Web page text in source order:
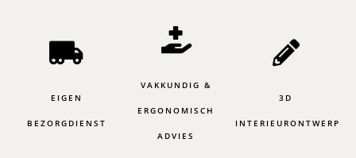
EIGEN
BEZORGDIENST
VAKKUNDIG &
ERGONOMISCH
ADVIES
3D
INTERIEURONTWERP